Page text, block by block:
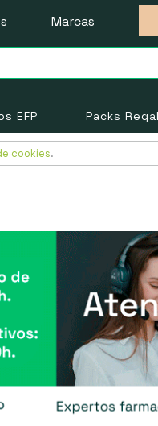
Marcas
EFP Packs
cookies.